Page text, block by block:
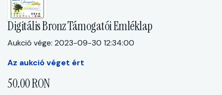
Digitális Bronz Támogatói Emléklap
Aukció vége: 2023-09-30 12:34:00
Az aukció véget ért
50.00 RON